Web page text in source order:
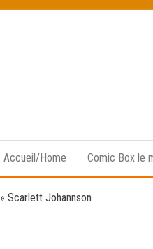
Accueil/Home Comic Box le
» Scarlett Johannson